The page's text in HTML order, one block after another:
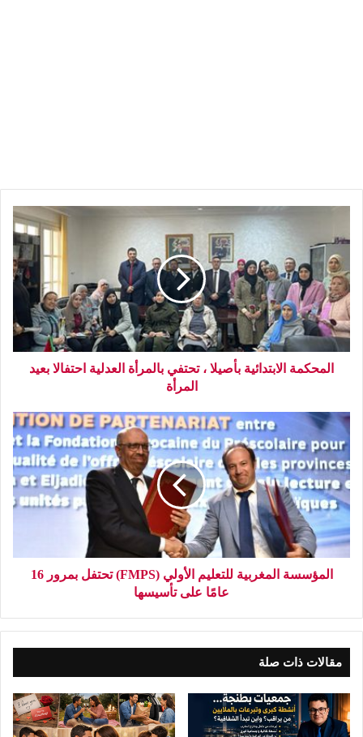
المحكمة الابتدائية بأصيلا ، تحتفي بالمرأة العدلية احتفالا بعيد
المرأة
المؤسسة المغربية للتعليم الأولي (FMPS) تحتفل بمرور 16
عامًا على تأسيسها
مقالات ذات صلة